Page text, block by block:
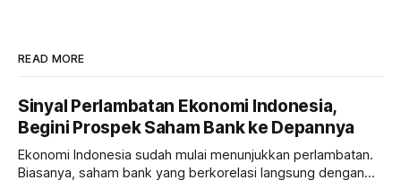
READ MORE
Sinyal Perlambatan Ekonomi Indonesia,
Begini Prospek Saham Bank ke Depannya
Ekonomi Indonesia sudah mulai menunjukkan perlambatan.
Biasanya, saham bank yang berkorelasi langsung dengan